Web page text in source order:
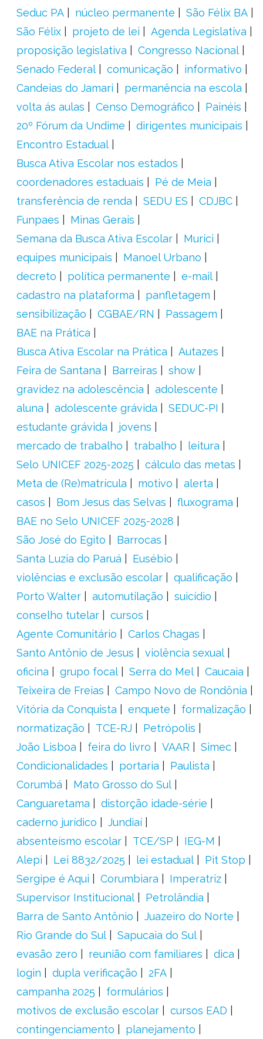
Seduc PA núcleo permanente
São Félix BA
São Félix
projeto de lei
Agenda Legislativa
proposição legislativa
Congresso Nacional
Senado Federal
comunicação
informativo
Candeias do Jamari
permanência na escola
volta ás aulas
Censo Demográfico
Painéis
20º Fórum da Undime
dirigentes municipais
Encontro Estadual
Busca Ativa Escolar nos estados
coordenadores estaduais
Pé de Meia
transferência de renda
SEDU ES
CDJBC
Funpaes
Minas Gerais
Semana da Busca Ativa Escolar
Murici
equipes municipais
Manoel Urbano
decreto
política permanente
e-mail
cadastro na plataforma
panfletagem
sensibilização
CGBAE/RN
Passagem
BAE na Prática
Busca Ativa Escolar na Prática
Autazes
Feira de Santana
Barreiras
show
gravidez na adolescência
adolescente
aluna
adolescente grávida
SEDUC-PI
estudante grávida
jovens
mercado de trabalho
trabalho
leitura
Selo UNICEF 2025-2025
cálculo das metas
Meta de (Re)matrícula
motivo
alerta
casos
Bom Jesus das Selvas
fluxograma
BAE no Selo UNICEF 2025-2028
São José do Egito
Barrocas
Santa Luzia do Paruá
Eusébio
violências e exclusão escolar
qualificação
Porto Walter
automutilação
suicídio
conselho tutelar
cursos
Agente Comunitário
Carlos Chagas
Santo Antônio de Jesus
violência sexual
oficina
grupo focal Serra do Mel
Caucaia
Teixeira de Freias
Campo Novo de Rondônia
Vitória da Conquista
enquete
formalização
normatização
TCE-RJ
Petrópolis
João Lisboa
feira do livro VAAR
Simec
Condicionalidades
portaria
Paulista
Corumbá
Mato Grosso do Sul
Canguaretama
distorção idade-série
caderno jurídico
Jundiaí
absenteísmo escolar
TCE/SP
IEG-M
Alepi
Lei 8832/2025 lei estadual
Pit Stop
Sergipe é Aqui
Corumbiara
Imperatriz
Supervisor Institucional
Petrolândia
Barra de Santo Antônio
Juazeiro do Norte
Rio Grande do Sul
Sapucaia do Sul
evasão zero
reunião com familiares
dica
login
dupla verificação
2FA
campanha 2025
formulários
motivos de exclusão escolar
cursos EAD
contingenciamento
planejamento